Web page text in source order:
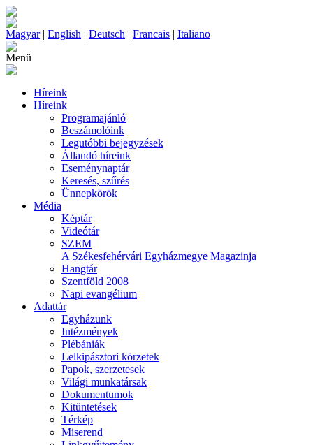
Magyar| English | Deutsch | Francais | Italiano
Menü
Híreink
Híreink
Programajánló
Beszámolóink
Legutóbbi bejegyzések
Állandó híreink
Eseménynaptár
Keresés, szűrés
Ünnepkörök
Média
Képtár
Videótár
SZEM
A Székesfehérvári Egyházmegye Magazinja
Hangtár
Szentföld 2008
Napi evangélium
Adattár
Egyházunk
Intézmények
Plébániák
Lelkipásztori körzetek
Papok, szerzetesek
Világi munkatársak
Dokumentumok
Kitüntetések
Térkép
Miserend